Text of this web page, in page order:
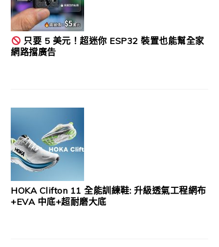
只要 5 美元！超迷你 ESP32 裝置也能幫全家
網路擋廣告
HOKA Clifton 11 全能訓練鞋: 升級透氣工程網布
+EVA 中底+超耐磨大底